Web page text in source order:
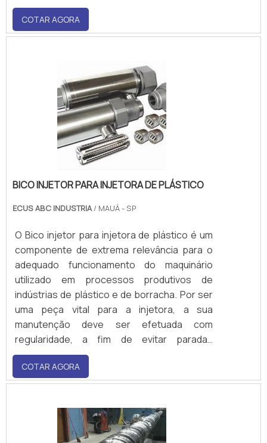
Ademais, por ter um controle de qualidade
rígido, é garantida a alta performance do
cilindro, o que é determinante para se ter um
COTAR AGORA
BICO INJETOR PARA INJETORA DE PLÁSTICO
ECUS ABC INDUSTRIA/ MAUÁ - SP
O Bico injetor para injetora de plástico é um
componente de extrema relevância para o
adequado funcionamento do maquinário
utilizado em processos produtivos de
indústrias de plástico e de borracha. Por ser
uma peça vital para a injetora, a sua
manutenção deve ser efetuada com
regularidade, a fim de evitar paradas
inesperadas, um consumo excessivo de
energia elétrica ou até mesmo a perda de
matéria-prima.Características relevantes do
mencionado anterio.
COTAR AGORA